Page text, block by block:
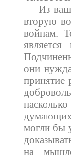
Из
вторую
войнам.
они
принятие
могли бы
на